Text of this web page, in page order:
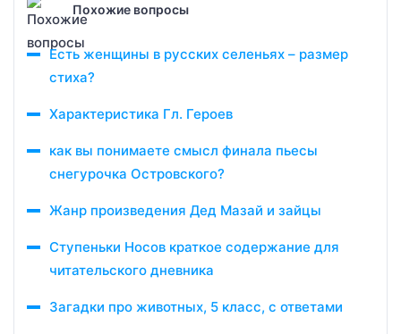
Похожие вопросы
Есть женщины в русских селеньях – размер
стиха?
Характеристика Гл. Героев
как вы понимаете смысл финала пьесы
снегурочка Островского?
Жанр произведения Дед Мазай и зайцы
Ступеньки Носов краткое содержание для
читательского дневника
Загадки про животных, 5 класс, с ответами